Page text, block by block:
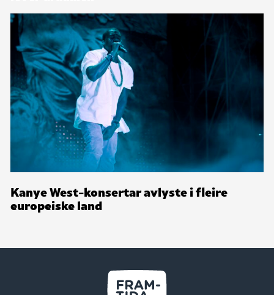
Kanye West-konsertar avlyste i fleire
europeiske land